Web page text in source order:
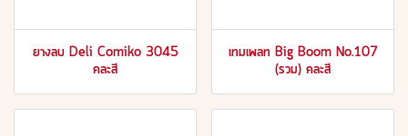
ยางลบ Deli Comiko 3045
คละสี
เทมเพลท Big Boom No.107
(รวม) คละสี